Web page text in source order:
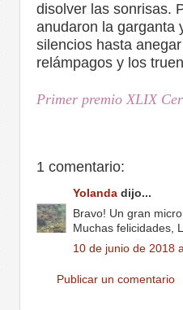
disolver las sonrisas.
anudaron la garganta
silencios hasta
relámpagos y los
Primer premio XLIX
1 comentario:
Yolanda dijo...
Bravo! Un gran micro.
Muchas felicidades,
10 de junio de 2018
Publicar un comentario